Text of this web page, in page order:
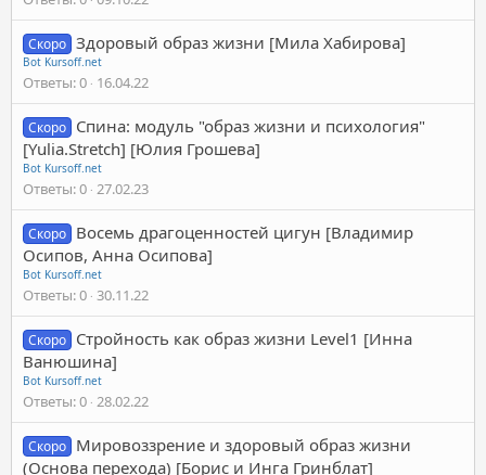
Скоро Здоровый образ жизни [Мила Хабирова]
Bot Kursoff.net
Ответы 0 16.04.22
Скоро Спина: модуль "образ жизни и психология"
[Yulia.Stretch] [Юлия Грошева]
Bot Kursoff.net
Ответы 0 27.02.23
Скоро Восемь драгоценностей цигун [Владимир
Осипов, Анна Осипова]
Bot Kursoff.net
Ответы 0 30.11.22
Скоро Стройность как образ жизни Level1 [Инна
Ванюшина]
Bot Kursoff.net
Ответы 0 28.02.22
Скоро Мировоззрение и здоровый образ жизни
(Основа перехода) [Борис и Инга Гринблат]